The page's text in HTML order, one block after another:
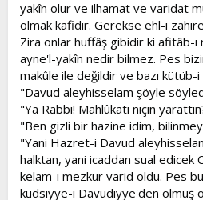
yakîn olur ve ilhamat ve varidat
olmak kafidir. Gerekse ehl-i
Zira onlar huffâş gibidir ki afitâb-
ayne'l-yakîn nedir bilmez. Pes
makûle ile değildir ve bazı
"Davud aleyhisselam şöyle
"Ya Rabbi! Mahlûkatı niçin
"Ben gizli bir hazine idim,
"Yani Hazret-i Davud
halktan, yani icaddan sual edicek
kelam-ı mezkur varid oldu. Pes
kudsiyye-i Davudiyye'den olmuş